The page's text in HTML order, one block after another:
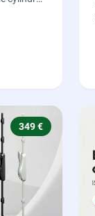
349 €